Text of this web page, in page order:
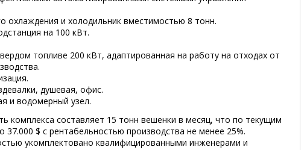
и холодильник вместимостью 8 тонн.
на 100 кВт.
топливе 200 кВт, адаптированная на работу на отходах от
душевая, офис.
и водомерный узел.
комплекса составляет 15 тонн вешенки в месяц, что по текущим
37.000 $ с рентабельностью производства не менее 25%.
укомплектовано квалифицированными инженерами и